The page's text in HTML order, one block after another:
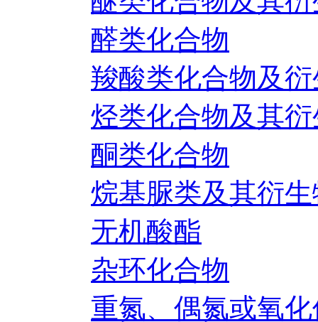
醛类化合物
羧酸类化合物及
烃类化合物及其
酮类化合物
烷基脲类及其衍
无机酸酯
杂环化合物
重氮、偶氮或氧